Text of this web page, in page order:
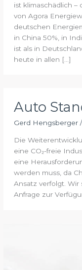
ist klimaschädlich –
von Agora
deutschen
in China 50%, in
ist als in
heute in allen […]
Auto
Gerd Hengsberger
Die
eine CO₂-freie
eine
werden muss, da
Ansatz verfolgt.
Anfrage zur